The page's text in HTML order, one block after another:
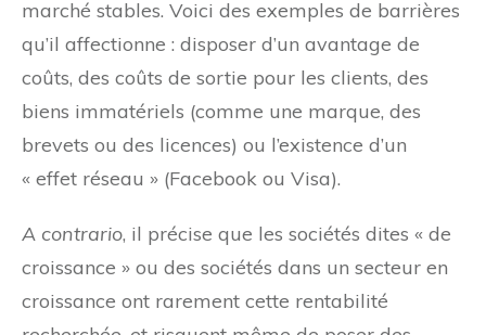
marché stables. Voici des exemples de barrières
qu’il affectionne : disposer d’un avantage de
coûts, des coûts de sortie pour les clients, des
biens immatériels (comme une marque, des
brevets ou des licences) ou l’existence d’un
« effet réseau » (Facebook ou Visa).
A contrario, il précise que les sociétés dites « de
croissance » ou des sociétés dans un secteur en
croissance ont rarement cette rentabilité